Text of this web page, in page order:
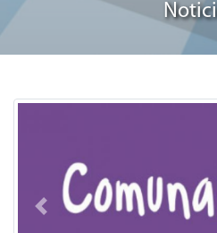
Previous